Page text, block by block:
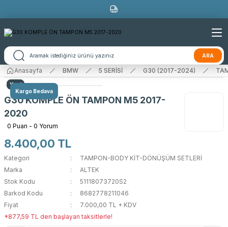
ARA
Anasayfa BMW 5 SERİSİ G30 (2017-2024)
Yeni
Kargo Bedava
G30 KOMPLE ÖN TAMPON M5 2017-
2020
0 Puan - 0 Yorum
8.400,00 TL
Kategori
TAMPON-BODY KİT-DÖNÜŞÜM SETLERİ
Marka
ALTEK
Stok Kodu
51118073720S2
Barkod Kodu
8682778211046
Fiyat
7.000,00 TL + KDV
*877,59 TL den başlayan taksitlerle!